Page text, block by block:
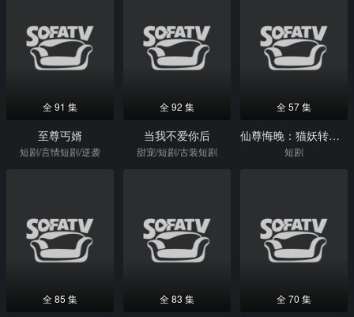
全 91 集
至尊丐婿
短剧/言情短剧/逆袭
全 92 集
当我不爱你后
甜宠/短剧/古装短剧
全 57 集
仙尊悔晚：猫妖转身嫁魔尊
短剧
全 85 集 全 83 集 全 70 集